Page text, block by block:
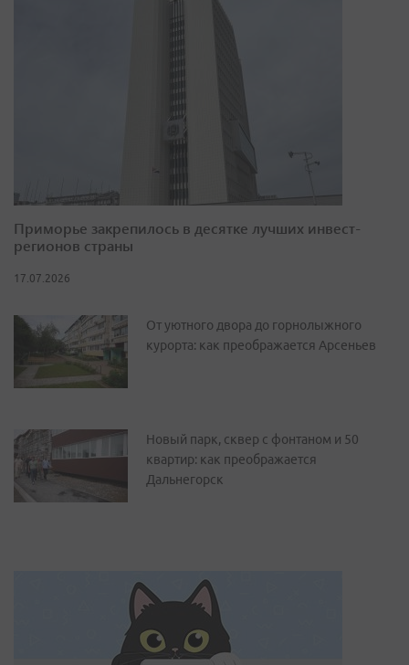
Приморье закрепилось в десятке лучших инвест-
регионов страны
17.07.2026
От уютного двора до горнолыжного
курорта: как преображается Арсеньев
Новый парк, сквер с фонтаном и 50
квартир: как преображается
Дальнегорск